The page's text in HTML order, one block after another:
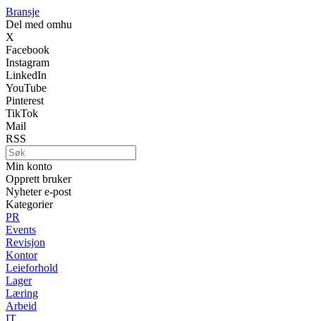
Bransje
Del med omhu
X
Facebook
Instagram
LinkedIn
YouTube
Pinterest
TikTok
Mail
RSS
Min konto
Opprett bruker
Nyheter e-post
Kategorier
PR
Events
Revisjon
Kontor
Leieforhold
Lager
Læring
Arbeid
IT